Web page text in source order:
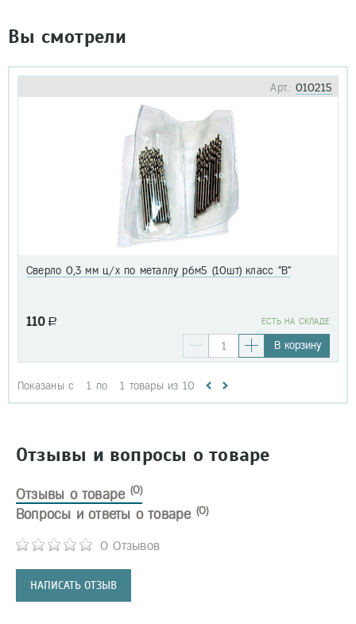
Вы смотрели
Арт.: 010215
Сверло 0,3 мм ц/х по металлу р6м5 (10шт) класс "В"
110 a EСТЬ НА СКЛАДЕ
В корзину
Показаны с 1 по 1 товары из 10
Отзывы и вопросы о товаре
Отзывы о товаре (0)
0 Отзывов
НАПИСАТЬ ОТЗЫВ
Вопросы и ответы о товаре (0)